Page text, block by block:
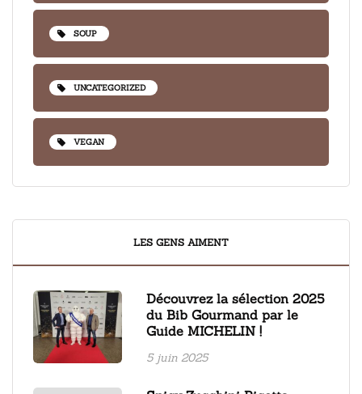
SOUP
UNCATEGORIZED
VEGAN
LES GENS AIMENT
Découvrez la sélection 2025
du Bib Gourmand par le
Guide MICHELIN !
5 juin 2025